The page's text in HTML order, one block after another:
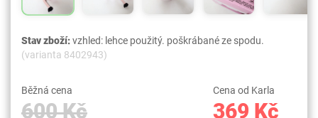
Stav zboží:vzhled: lehce použitý. poškrábané ze spodu.
(varianta 8402943)
Běžná cena
600 Kč
Cena od Karla
369 Kč